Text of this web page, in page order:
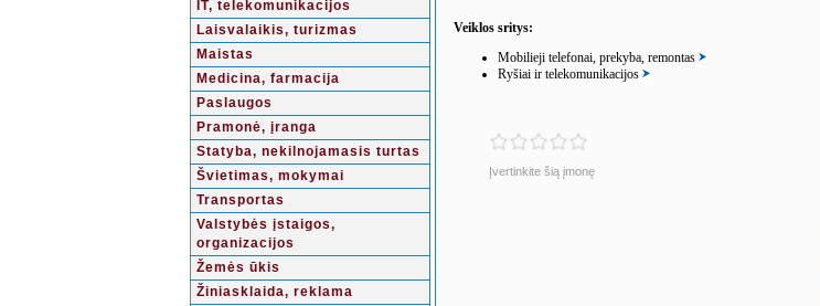
IT, telekomunikacijos
Laisvalaikis, turizmas
Maistas
Medicina, farmacija
Paslaugos
Pramonė, įranga
Statyba, nekilnojamasis turtas
Švietimas, mokymai
Transportas
Valstybės įstaigos,
organizacijos
Žemės ūkis
Žiniasklaida, reklama
Veiklos sritys:
Mobilieji telefonai, prekyba, remontas
Ryšiai ir telekomunikacijos
Įvertinkite šią įmonę